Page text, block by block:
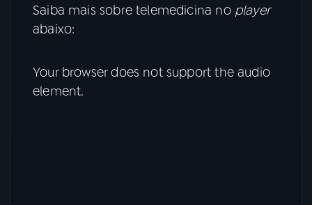
Saiba mais sobre telemedicina no player
abaixo:
Your browser does not support the audio
element.